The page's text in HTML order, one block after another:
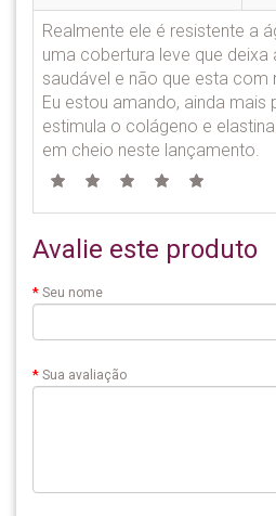
Realmente ele é resistente a
uma cobertura leve que
saudável e não que esta com
Eu estou amando, ainda
estimula o colágeno e
em cheio neste lançamento.
Avalie este produto
Seu nome
Sua avaliação